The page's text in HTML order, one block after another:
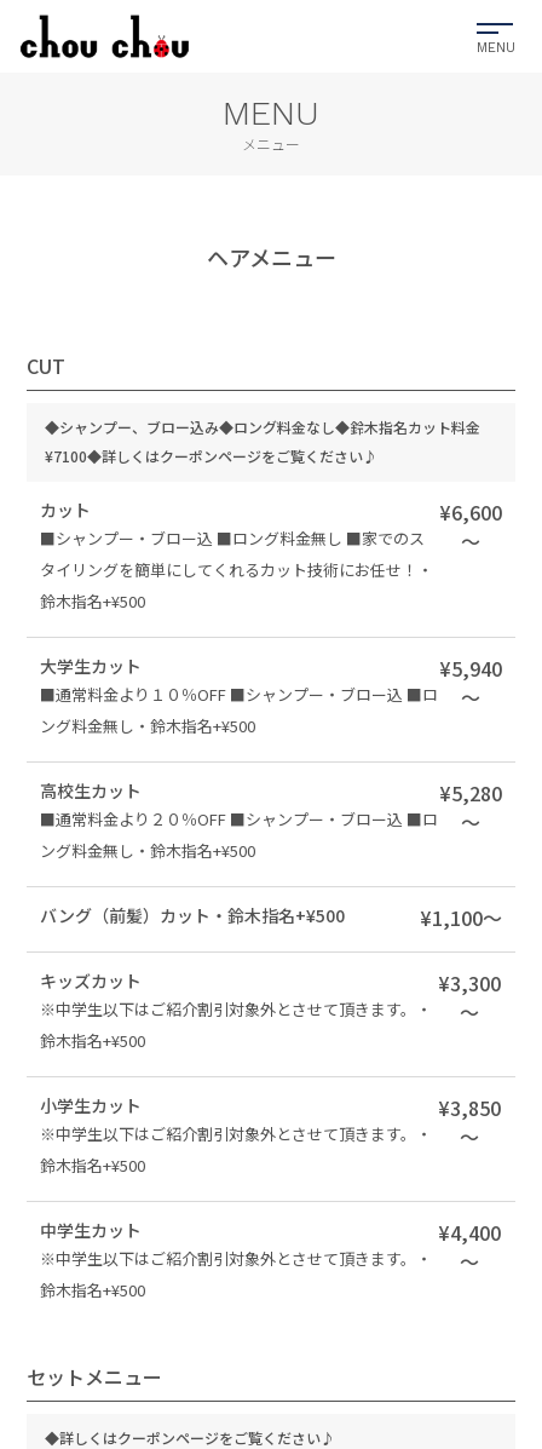
MENU
メニュー
ヘアメニュー
CUT
◆シャンプー、ブロー込み◆ロング料金なし◆鈴木指名カット料金
¥7100◆詳しくはクーポンページをご覧ください♪
カット
■シャンプー・ブロー込 ■ロング料金無し ■家でのス
タイリングを簡単にしてくれるカット技術にお任せ！・
鈴木指名+¥500
¥6,600
～
大学生カット
■通常料金より１０％OFF ■シャンプー・ブロー込 ■ロ
ング料金無し・鈴木指名+¥500
¥5,940
～
高校生カット
■通常料金より２０％OFF ■シャンプー・ブロー込 ■ロ
ング料金無し・鈴木指名+¥500
¥5,280
～
バング（前髪）カット・鈴木指名+¥500 ¥1,100～
キッズカット
※中学生以下はご紹介割引対象外とさせて頂きます。・
鈴木指名+¥500
¥3,300
～
小学生カット
※中学生以下はご紹介割引対象外とさせて頂きます。・
鈴木指名+¥500
¥3,850
～
中学生カット
※中学生以下はご紹介割引対象外とさせて頂きます。・
鈴木指名+¥500
¥4,400
～
セットメニュー
◆詳しくはクーポンページをご覧ください♪